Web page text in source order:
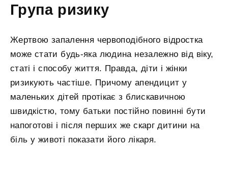
Група ризику
Жертвою запалення червоподібного відростка
може стати будь-яка людина незалежно від віку,
статі і способу життя. Правда, діти і жінки
ризикують частіше. Причому апендицит у
маленьких дітей протікає з блискавичною
швидкістю, тому батьки постійно повинні бути
напоготові і після перших же скарг дитини на
біль у животі показати його лікаря.